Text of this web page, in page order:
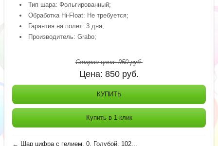
Тип шара: Фольгированный;
Обработка Hi-Float: Не требуется;
Гарантия на полет: 3 дня;
Производитель: Grabo;
Старая цена:950руб.
Цена: 850 руб.
КУПИТЬ
Купить в 1 клик
← Шар цифра с гелием, 0, Голубой, 102...